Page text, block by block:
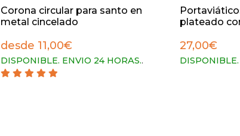
Corona circular para santo en
metal cincelado
desde 11,00€
DISPONIBLE. ENVIO 24 HORAS..
plateado
27,00€